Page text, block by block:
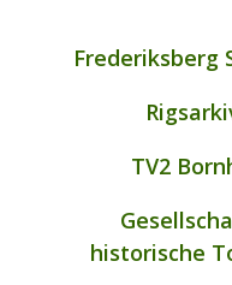
Frederiksberg
TV2
historische